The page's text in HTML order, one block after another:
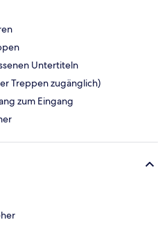
Untertiteln
Treppen zugänglich)
zum Eingang